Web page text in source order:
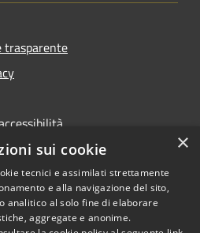
trasparente
Copyright © 2026 • Comune di
×
sui cookie
tecnici e assimilati strettamente
e alla navigazione del sito,
analitico al solo fine di elaborare
aggregate e anonime.